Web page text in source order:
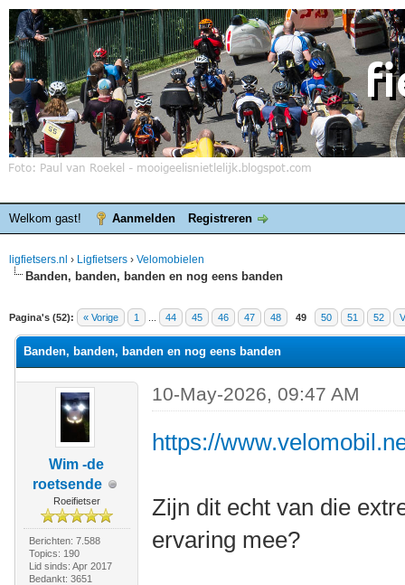
Welkom gast! Aanmelden Registreren
ligfietsers.nl › Ligfietsers › Velomobielen
Banden, banden, banden en nog eens banden
Pagina's (52): « Vorige 1 44 45 46 47 48 49 50 51 52
waardering is 3
Banden, banden, banden en nog eens banden
Wim -de
roetsende
Roeifietser
Berichten: 7.588
Topics: 190
Lid sinds: Apr 2017
Bedankt: 3651
10-May-2026, 09:47 AM
https://
Zijn dit echt van die
ervaring mee?